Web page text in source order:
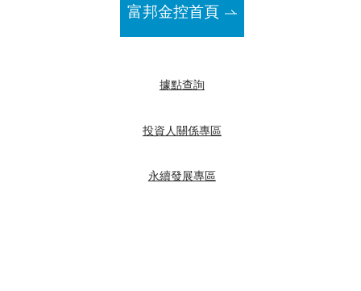
富邦金控首頁
據點查詢
投資人關係專區
永續發展專區